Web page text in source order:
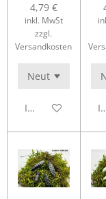
4,79 €
inkl. MwSt
zzgl.
Versandkosten
In den